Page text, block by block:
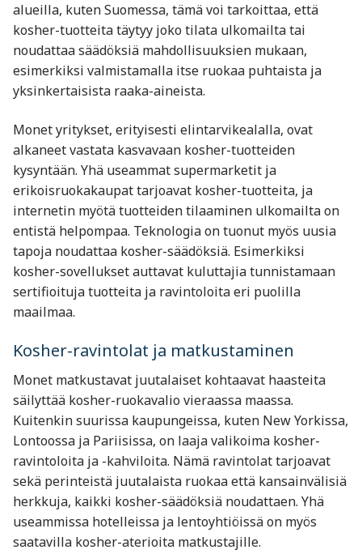
alueilla, kuten Suomessa, tämä voi tarkoittaa, että
kosher-tuotteita täytyy joko tilata ulkomailta tai
noudattaa säädöksiä mahdollisuuksien mukaan,
esimerkiksi valmistamalla itse ruokaa puhtaista ja
yksinkertaisista raaka-aineista.
Monet yritykset, erityisesti elintarvikealalla, ovat
alkaneet vastata kasvavaan kosher-tuotteiden
kysyntään. Yhä useammat supermarketit ja
erikoisruokakaupat tarjoavat kosher-tuotteita, ja
internetin myötä tuotteiden tilaaminen ulkomailta on
entistä helpompaa. Teknologia on tuonut myös uusia
tapoja noudattaa kosher-säädöksiä. Esimerkiksi
kosher-sovellukset auttavat kuluttajia tunnistamaan
sertifioituja tuotteita ja ravintoloita eri puolilla
maailmaa.
Kosher-ravintolat ja matkustaminen
Monet matkustavat juutalaiset kohtaavat haasteita
säilyttää kosher-ruokavalio vieraassa maassa.
Kuitenkin suurissa kaupungeissa, kuten New Yorkissa,
Lontoossa ja Pariisissa, on laaja valikoima kosher-
ravintoloita ja -kahviloita. Nämä ravintolat tarjoavat
sekä perinteistä juutalaista ruokaa että kansainvälisiä
herkkuja, kaikki kosher-säädöksiä noudattaen. Yhä
useammissa hotelleissa ja lentoyhtiöissä on myös
saatavilla kosher-aterioita matkustajille.